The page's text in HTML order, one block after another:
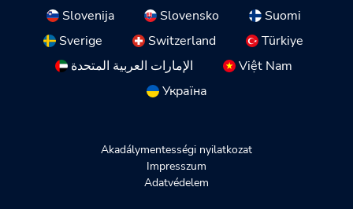
Slovenija
Slovensko
Suomi
Sverige
Switzerland
Türkiye
الإمارات العربية المتحدة
Việt Nam
Україна
Akadálymentességi nyilatkozat
Impresszum
Adatvédelem